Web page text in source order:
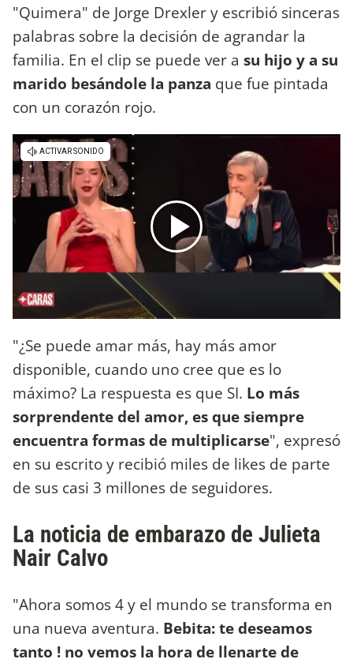
"Quimera" de Jorge Drexler y escribió sinceras
palabras sobre la decisión de agrandar la
familia. En el clip se puede ver a su hijo y a su
marido besándole la panza que fue pintada
con un corazón rojo.
"¿Se puede amar más, hay más amor
disponible, cuando uno cree que es lo
máximo? La respuesta es que SI. Lo más
sorprendente del amor, es que siempre
encuentra formas de multiplicarse", expresó
en su escrito y recibió miles de likes de parte
de sus casi 3 millones de seguidores.
La noticia de embarazo de Julieta
Nair Calvo
"Ahora somos 4 y el mundo se transforma en
una nueva aventura. Bebita: te deseamos
tanto ! no vemos la hora de llenarte de